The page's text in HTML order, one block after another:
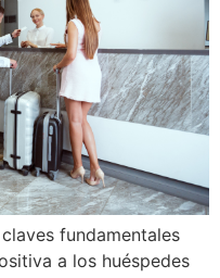
fundamentales
a los huéspedes